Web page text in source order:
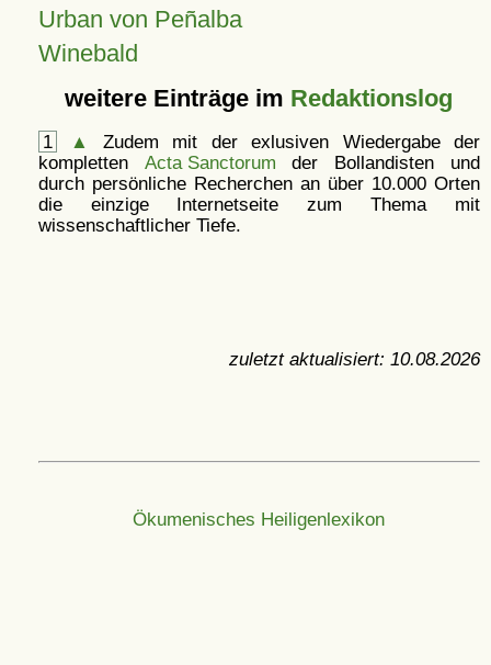
Urban von Peñalba
Winebald
weitere Einträge im Redaktionslog
1 ▲
Zudem mit der exlusiven Wiedergabe der
kompletten Acta Sanctorum der Bollandisten und
durch persönliche Recherchen an über 10.000 Orten
die einzige Internetseite zum Thema mit
wissenschaftlicher Tiefe.
zuletzt aktualisiert: 10.08.2026
Ökumenisches Heiligenlexikon